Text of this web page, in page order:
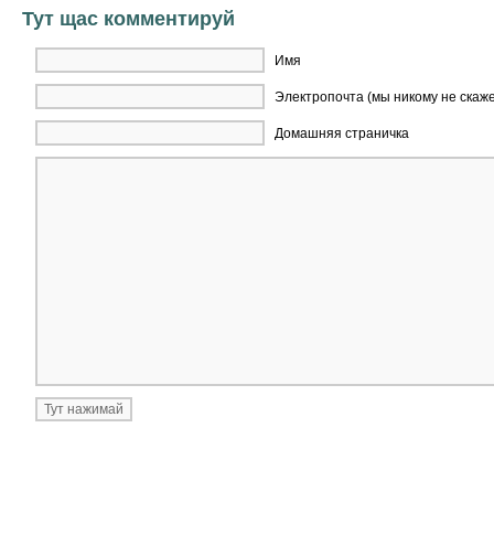
Тут щас комментируй
Имя
Электропочта (мы никому не
Домашняя страничка